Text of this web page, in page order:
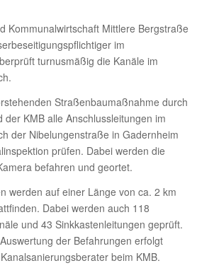
Kommunalwirtschaft Mittlere Bergstraße
im
turnusmäßig die Kanäle im
Straßenbaumaßnahme durch
der KMB alle Anschlussleitungen im
der Nibelungenstraße in Gadernheim
prüfen. Dabei werden die
befahren und geortet.
werden auf einer Länge von ca. 2 km
Dabei werden auch 118
und 43 Sinkkastenleitungen geprüft.
der Befahrungen erfolgt
beim KMB.